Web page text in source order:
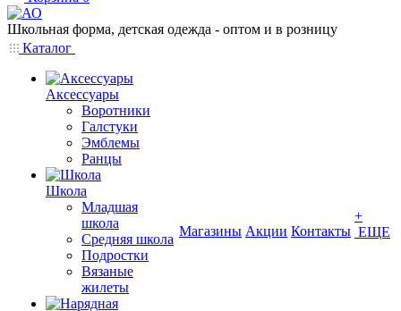
Школьная форма, детская одежда - оптом и в розницу
Каталог
Аксессуары
Воротники
Галстуки
Эмблемы
Ранцы
Школа
Младшая
школа
Средняя школа
Подростки
Вязаные
жилеты
Магазины Акции Контакты
+
ЕЩЕ